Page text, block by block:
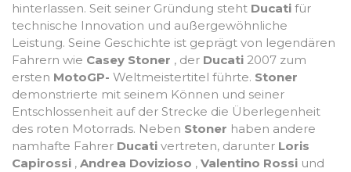
hinterlassen. Seit seiner Gründung steht Ducati für
technische Innovation und außergewöhnliche
Leistung. Seine Geschichte ist geprägt von legendären
Fahrern wie Casey Stoner , der Ducati 2007 zum
ersten MotoGP- Weltmeistertitel führte. Stoner
demonstrierte mit seinem Können und seiner
Entschlossenheit auf der Strecke die Überlegenheit
des roten Motorrads. Neben Stoner haben andere
namhafte Fahrer Ducati vertreten, darunter Loris
Capirossi , Andrea Dovizioso , Valentino Rossi und